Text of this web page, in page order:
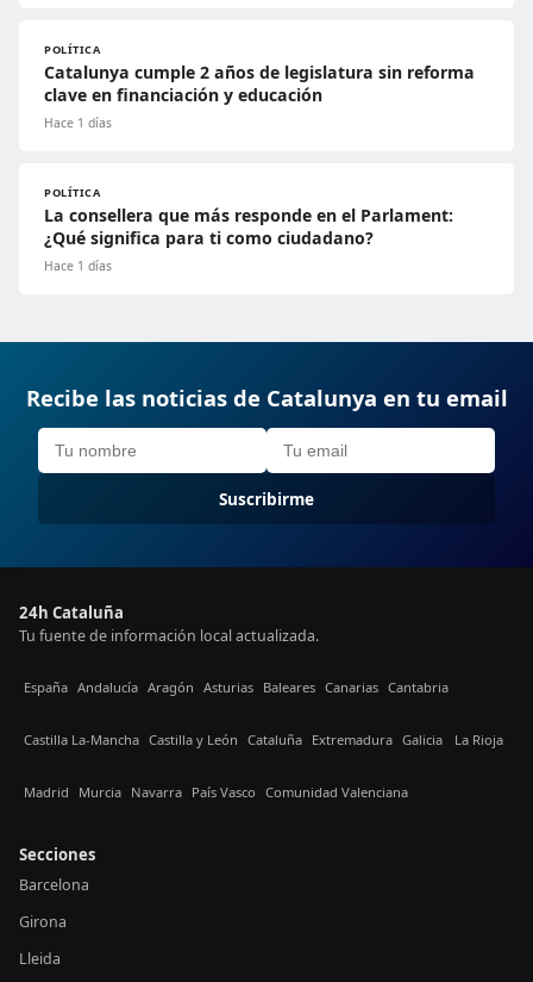
POLÍTICA
Catalunya cumple 2 años de legislatura sin reforma
clave en financiación y educación
Hace 1 días
POLÍTICA
La consellera que más responde en el Parlament:
¿Qué significa para ti como ciudadano?
Hace 1 días
Recibe las noticias de Catalunya en tu email
Suscribirme
24h Cataluña
Tu fuente de información local actualizada.
España Andalucía Aragón Asturias Baleares Canarias Cantabria
Castilla La-Mancha Castilla y León Cataluña Extremadura Galicia La Rioja
Madrid Murcia Navarra País Vasco Comunidad Valenciana
Secciones
Barcelona
Girona
Lleida